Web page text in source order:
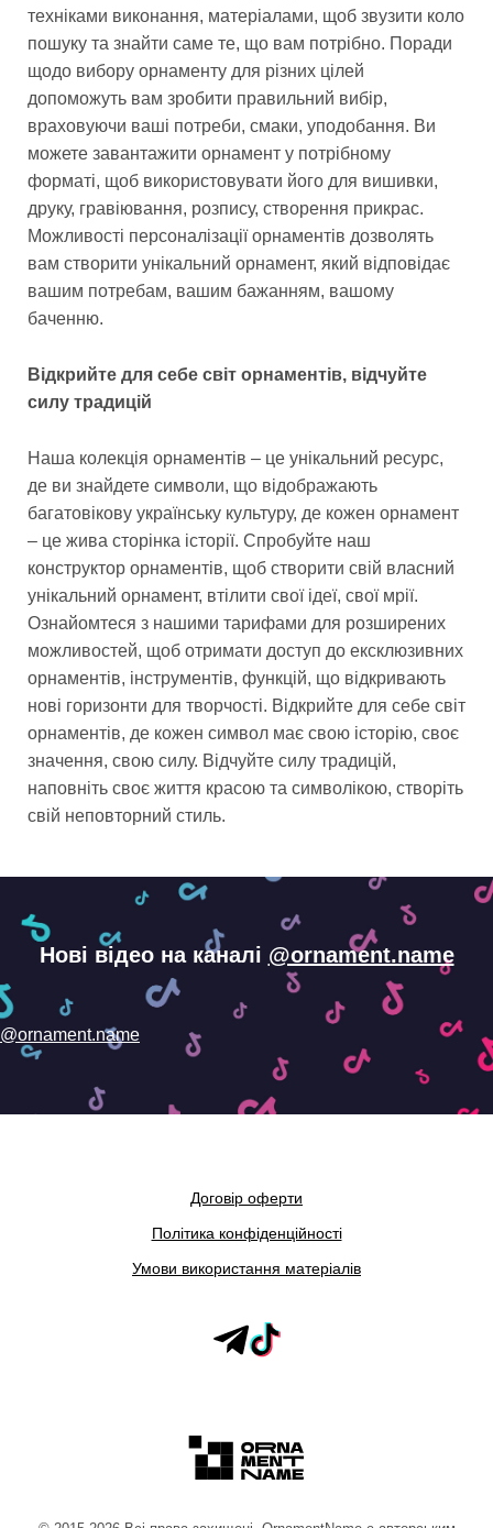
техніками виконання, матеріалами, щоб звузити коло
пошуку та знайти саме те, що вам потрібно. Поради
щодо вибору орнаменту для різних цілей
допоможуть вам зробити правильний вибір,
враховуючи ваші потреби, смаки, уподобання. Ви
можете завантажити орнамент у потрібному
форматі, щоб використовувати його для вишивки,
друку, гравіювання, розпису, створення прикрас.
Можливості персоналізації орнаментів дозволять
вам створити унікальний орнамент, який відповідає
вашим потребам, вашим бажанням, вашому
баченню.
Відкрийте для себе світ орнаментів, відчуйте
силу традицій
Наша колекція орнаментів – це унікальний ресурс,
де ви знайдете символи, що відображають
багатовікову українську культуру, де кожен орнамент
– це жива сторінка історії. Спробуйте наш
конструктор орнаментів, щоб створити свій власний
унікальний орнамент, втілити свої ідеї, свої мрії.
Ознайомтеся з нашими тарифами для розширених
можливостей, щоб отримати доступ до ексклюзивних
орнаментів, інструментів, функцій, що відкривають
нові горизонти для творчості. Відкрийте для себе світ
орнаментів, де кожен символ має свою історію, своє
значення, свою силу. Відчуйте силу традицій,
наповніть своє життя красою та символікою, створіть
свій неповторний стиль.
Нові відео на каналі @ornament.name
@ornament.name
Договір оферти
Політика конфіденційності
Умови використання матеріалів